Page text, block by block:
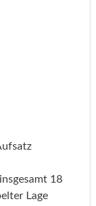
18
Lage